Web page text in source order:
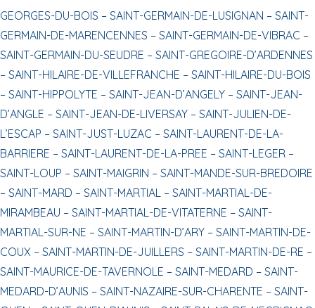
GEORGES-DU-BOIS – SAINT-GERMAIN-DE-LUSIGNAN – SAINT-
GERMAIN-DE-MARENCENNES – SAINT-GERMAIN-DE-VIBRAC –
SAINT-GERMAIN-DU-SEUDRE – SAINT-GREGOIRE-D’ARDENNES
– SAINT-HILAIRE-DE-VILLEFRANCHE – SAINT-HILAIRE-DU-BOIS
– SAINT-HIPPOLYTE – SAINT-JEAN-D’ANGELY – SAINT-JEAN-
D’ANGLE – SAINT-JEAN-DE-LIVERSAY – SAINT-JULIEN-DE-
L’ESCAP – SAINT-JUST-LUZAC – SAINT-LAURENT-DE-LA-
BARRIERE – SAINT-LAURENT-DE-LA-PREE – SAINT-LEGER –
SAINT-LOUP – SAINT-MAIGRIN – SAINT-MANDE-SUR-BREDOIRE
– SAINT-MARD – SAINT-MARTIAL – SAINT-MARTIAL-DE-
MIRAMBEAU – SAINT-MARTIAL-DE-VITATERNE – SAINT-
MARTIAL-SUR-NE – SAINT-MARTIN-D’ARY – SAINT-MARTIN-DE-
COUX – SAINT-MARTIN-DE-JUILLERS – SAINT-MARTIN-DE-RE –
SAINT-MAURICE-DE-TAVERNOLE – SAINT-MEDARD – SAINT-
MEDARD-D’AUNIS – SAINT-NAZAIRE-SUR-CHARENTE – SAINT-